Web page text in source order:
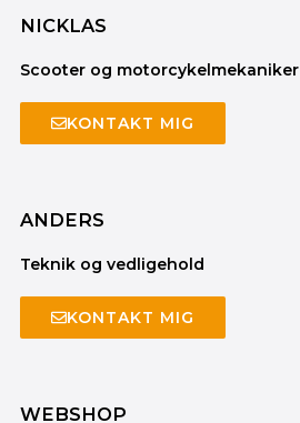
NICKLAS
Scooter og motorcykelmekaniker
KONTAKT MIG
ANDERS
Teknik og vedligehold
KONTAKT MIG
WEBSHOP